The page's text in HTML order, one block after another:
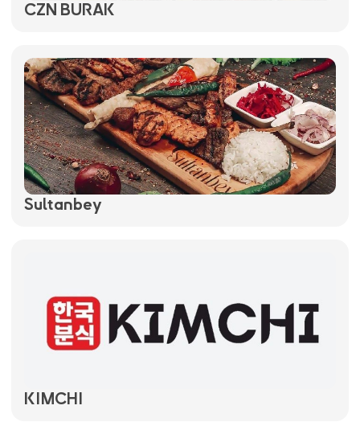
CZN BURAK
Sultanbey
KIMCHI